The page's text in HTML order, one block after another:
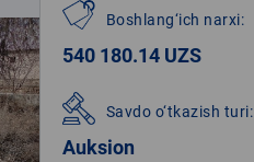
Boshlang‘ich narxi:
540 180.14 UZS
Savdo o‘tkazish turi:
Auksion